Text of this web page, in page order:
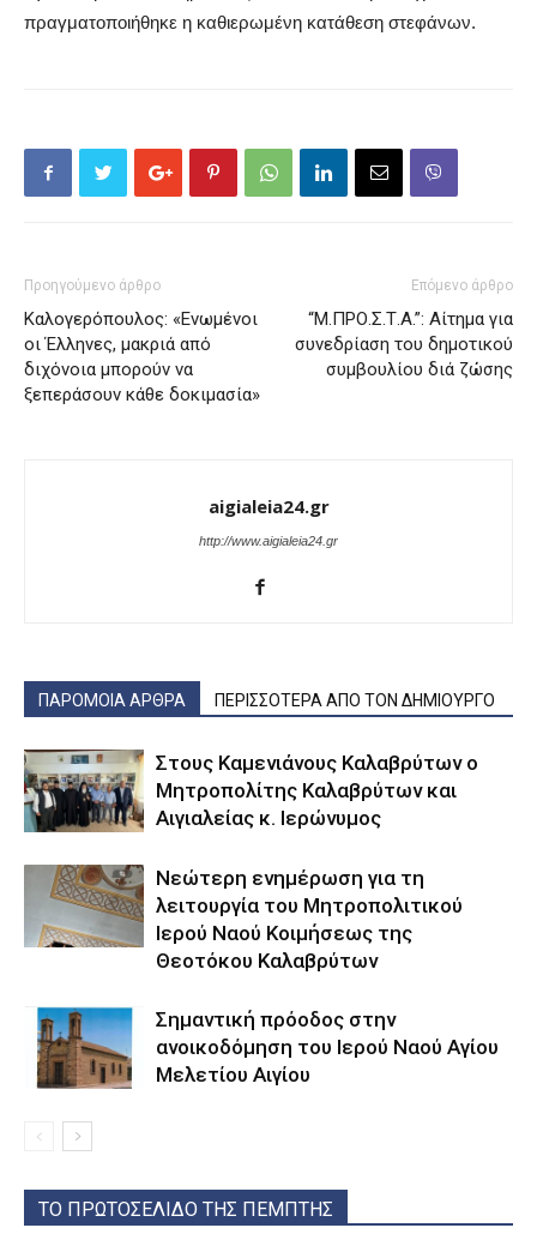
πραγματοποιήθηκε η καθιερωμένη κατάθεση στεφάνων.
Προηγούμενο άρθρο
Καλογερόπουλος: «Ενωμένοι
οι Έλληνες, μακριά από
διχόνοια μπορούν να
ξεπεράσουν κάθε δοκιμασία»
Επόμενο άρθρο
“Μ.ΠΡΟ.Σ.Τ.Α.”: Αίτημα για
συνεδρίαση του δημοτικού
συμβουλίου διά ζώσης
aigialeia24.gr
http://www.aigialeia24.gr
ΠΑΡΟΜΟΙΑ ΑΡΘΡΑ ΠΕΡΙΣΣΟΤΕΡΑ ΑΠΟ ΤΟΝ ΔΗΜΙΟΥΡΓΟ
Στους Καμενιάνους Καλαβρύτων ο
Μητροπολίτης Καλαβρύτων και
Αιγιαλείας κ. Ιερώνυμος
Νεώτερη ενημέρωση για τη
λειτουργία του Μητροπολιτικού
Ιερού Ναού Κοιμήσεως της
Θεοτόκου Καλαβρύτων
Σημαντική πρόοδος στην
ανοικοδόμηση του Ιερού Ναού Αγίου
Μελετίου Αιγίου
ΤΟ ΠΡΩΤΟΣΕΛΙΔΟ ΤΗΣ ΠΕΜΠΤΗΣ